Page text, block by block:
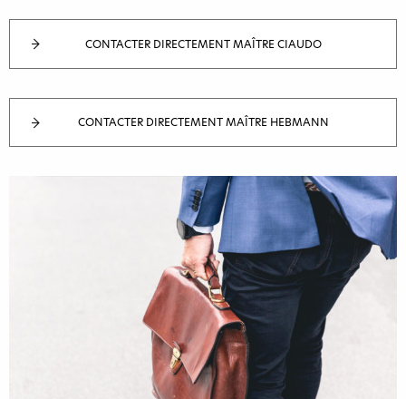
CONTACTER DIRECTEMENT MAÎTRE CIAUDO
CONTACTER DIRECTEMENT MAÎTRE HEBMANN